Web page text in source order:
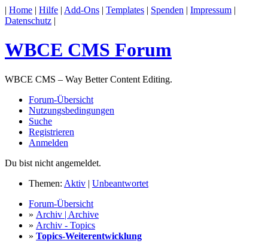
| Home | Hilfe | Add-Ons | Templates | Spenden | Impressum |
Datenschutz |
WBCE CMS Forum
WBCE CMS – Way Better Content Editing.
Forum-Übersicht
Nutzungsbedingungen
Suche
Registrieren
Anmelden
Du bist nicht angemeldet.
Themen: Aktiv | Unbeantwortet
Forum-Übersicht
» Archiv | Archive
» Archiv - Topics
» Topics-Weiterentwicklung